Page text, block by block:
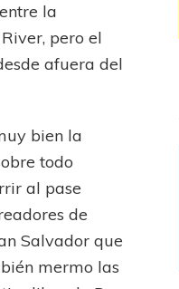
la
pero el
afuera del
bien la
todo
al pase
de
Salvador que
mermo las